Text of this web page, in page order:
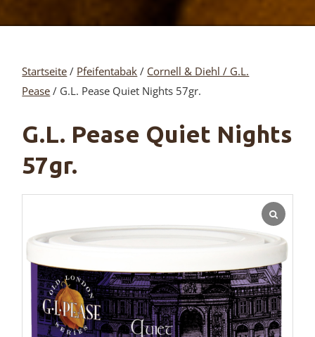
Startseite / Pfeifentabak / Cornell & Diehl / G.L.
Pease / G.L. Pease Quiet Nights 57gr.
G.L. Pease Quiet Nights
57gr.